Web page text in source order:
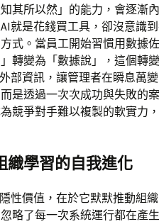
其所以然」的能力，會逐漸
就是花錢買工具，卻沒意識
式。當員工開始習慣用數據
轉變為「數據說」，這個轉
部資訊，讓管理者在瞬息萬
是透過一次次成功與失敗的
競爭對手難以複製的軟實力
織學習的自我進化
性價值，在於它默默推動組
略了每一次系統運行都在產